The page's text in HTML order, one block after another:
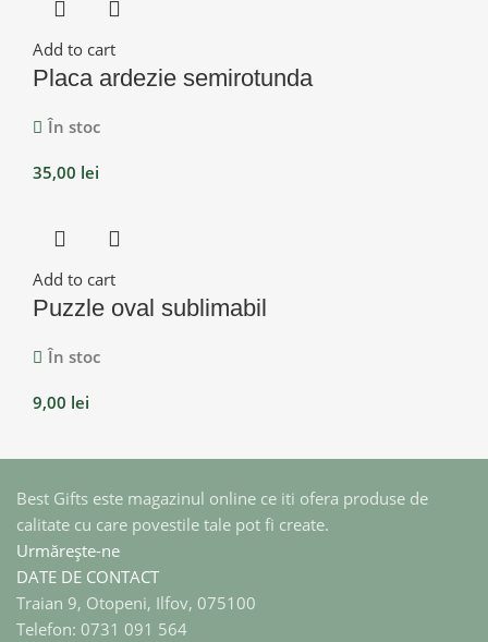
Add to cart
Placa ardezie semirotunda
În stoc
35,00 lei
Add to cart
Puzzle oval sublimabil
În stoc
9,00 lei
Best Gifts este magazinul online ce iti ofera produse de
calitate cu care povestile tale pot fi create.
Urmărește-ne
DATE DE CONTACT
Traian 9, Otopeni, Ilfov, 075100
Telefon: 0731 091 564